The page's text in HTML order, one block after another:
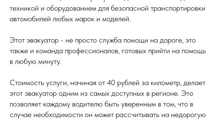
техникой и оборудованием для безопасной транспортировки
автомобилей любых марок и моделей.
Этот эвакуатор - не просто служба помощи на дороге, это
также и команда профессионалов, готовых прийти на помощь
в любую минуту.
Стоимость услуги, начиная от 40 рублей за километр, делает
этот эвакуатор одним из самых доступных в регионе. Это
позволяет каждому водителю быть уверенным в том, что в
случае необходимости он может рассчитывать на недорогую